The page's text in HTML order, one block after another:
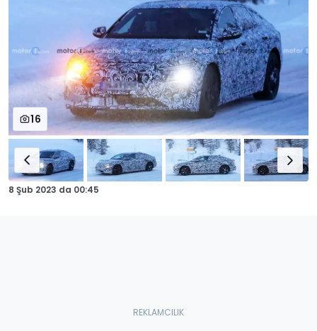
16
8 Şub 2023 da 00:45